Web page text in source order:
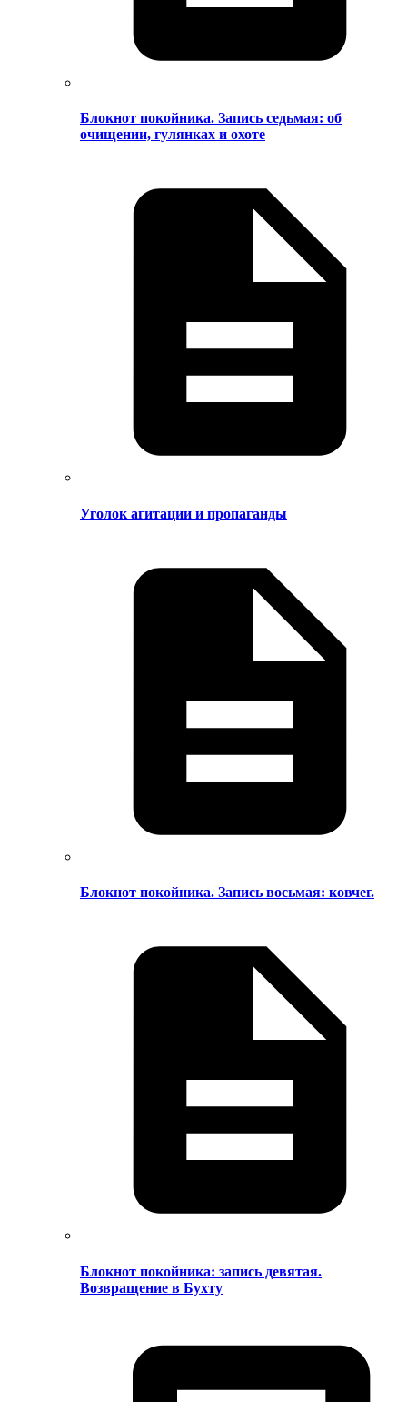
Блокнот покойника. Запись седьмая: об
очищении, гулянках и охоте
Уголок агитации и пропаганды
Блокнот покойника. Запись восьмая: ковчег.
Блокнот покойника: запись девятая.
Возвращение в Бухту